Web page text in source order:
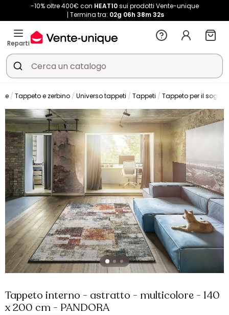
-10% oltre 400€ con HEAT10sui prodotti Vente-unique
Termina tra: 02g 06h 38m 31s
Reparti
Tappeto e zerbino Universo tappeti Tappeti Tappeto per il
Tappeto interno - astratto - multicolore - 140
x 200 cm - PANDORA